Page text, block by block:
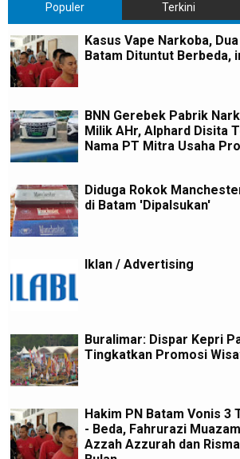
Populer Terkini
Kasus Vape Narkoba,
Batam Dituntut Berbeda,
BNN Gerebek Pabrik
Milik AHr, Alphard Disita
Nama PT Mitra Usaha
Diduga Rokok
di Batam 'Dipalsukan'
Iklan / Advertising
Buralimar: Dispar Kepri
Tingkatkan Promosi
Hakim PN Batam Vonis 3
- Beda, Fahrurazi
Azzah Azzurah dan